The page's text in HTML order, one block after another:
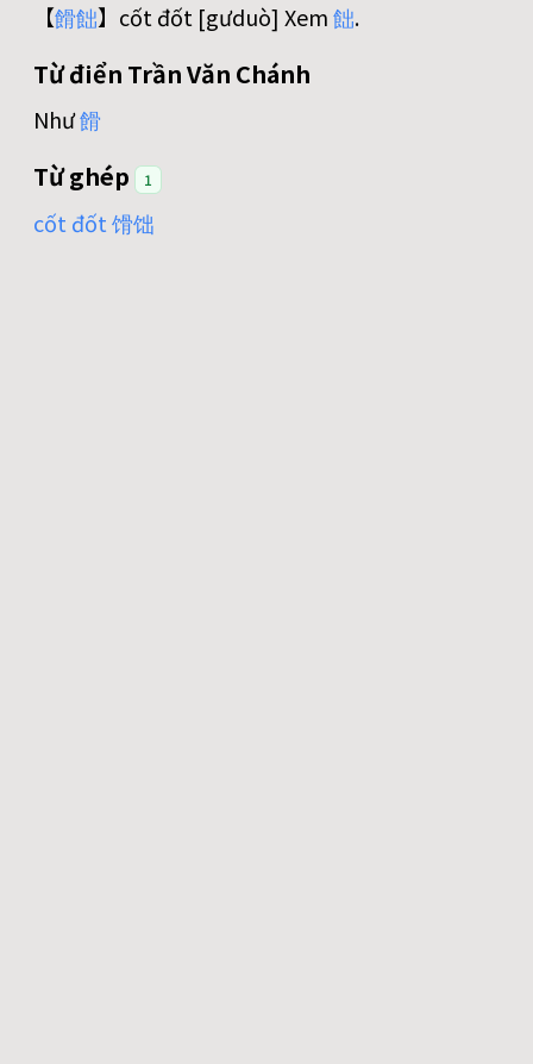
【餶飿】cốt đốt [gưduò] Xem飿.
Từ điển Trần Văn Chánh
Như餶
Từ ghép 1
cốt đốt 馉饳